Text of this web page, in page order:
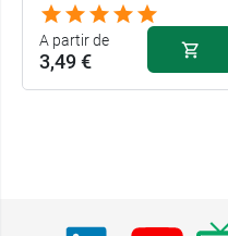
A partir de
3,49 €